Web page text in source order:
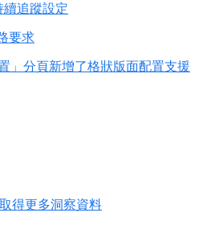
續追蹤設定
要求
」分頁新增了格狀版面配置支援
得更多洞察資料